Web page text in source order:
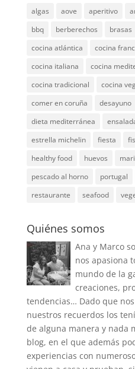
algas aove aperitivo
bbq
berberechos brasas
cocina atlántica
cocina
cocina italiana
cocina
cocina tradicional
cocina
comer en coruña
desayuno
dieta mediterránea
estrella michelin
fiesta
healthy food
huevos
pescado al horno
portugal
restaurante
seafood
Quiénes somos
Ana y Marco
nos apasiona
mundo de la
creaciones,
tendencias… Dado que
nuestros recuerdos los
de alguna manera y nada
blog, en el que además
experiencias con